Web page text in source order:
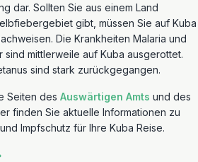
dar. Sollten Sie aus einem Land
gibt, müssen Sie auf Kuba
Die Krankheiten Malaria und
mittlerweile auf Kuba ausgerottet.
sind stark zurückgegangen.
Seiten des Auswärtigen Amts und des
finden Sie aktuelle Informationen zu
Impfschutz für Ihre Kuba Reise.